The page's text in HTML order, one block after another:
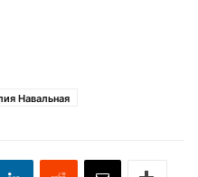
Навальная